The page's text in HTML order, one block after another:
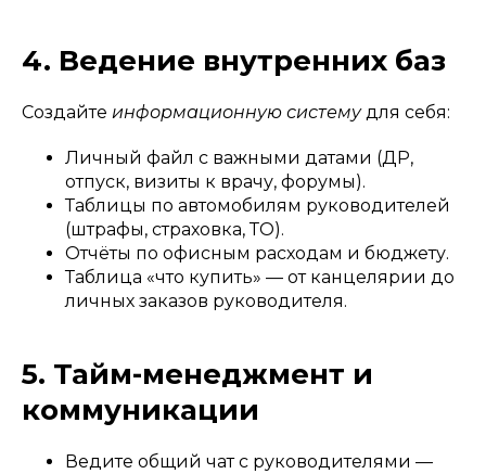
4. Ведение внутренних баз
Создайте информационную системудля себя:
Личный файл с важными датами (ДР,
отпуск, визиты к врачу, форумы).
Таблицы по автомобилям руководителей
(штрафы, страховка, ТО).
Отчёты по офисным расходам и бюджету.
Таблица «что купить» — от канцелярии до
личных заказов руководителя.
5. Тайм-менеджмент и
коммуникации
Ведите общий чат с руководителями —